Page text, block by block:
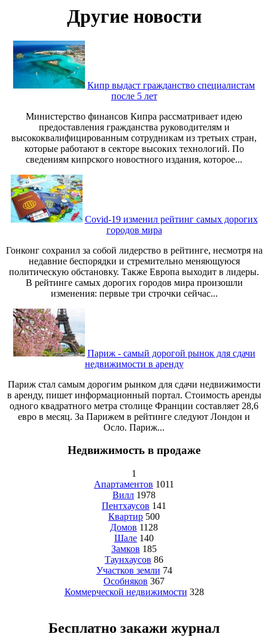
Другие новости
Кипр выдаст гражданство специалистам
после 5 лет
Министерство финансов Кипра рассматривает идею
предоставления гражданства руководителям и
высококвалифицированным сотрудникам из третьих стран,
которые работают в секторе высоких технологий. По
сведениям кипрского новостного издания, которое...
Covid-19 изменил рейтинг самых дорогих
городов мира
Гонконг сохранил за собой лидерство в рейтинге, несмотря на
недавние беспорядки и стремительно меняющуюся
политическую обстановку. Также Европа выходит в лидеры.
В рейтинге самых дорогих городов мира произошли
изменения: первые три строчки сейчас...
Париж - самый дорогой рынок для сдачи
недвижимости в аренду
Париж стал самым дорогим рынком для сдачи недвижимости
в аренду, пишет информационный портал. Стоимость аренды
одного квадратного метра столице Франции составляет 28,6
евро в месяц. За Парижем в рейтинге следуют Лондон и
Осло. Париж...
Недвижимость в продаже
1
Апартаментов 1011
Вилл 1978
Пентхаусов 141
Квартир 500
Домов 1128
Шале 140
Замков 185
Таунхаусов 86
Участков земли 74
Особняков 367
Коммерческой недвижимости 328
Бесплатно закажи журнал